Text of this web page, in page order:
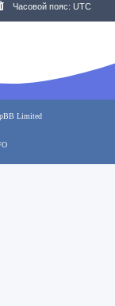
Часовой пояс: UTC
Limited